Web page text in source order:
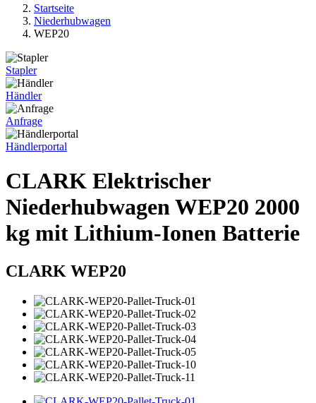
Startseite
Niederhubwagen
WEP20
Stapler
Händler
Anfrage
Händlerportal
CLARK Elektrischer
Niederhubwagen WEP20 2000
kg mit Lithium-Ionen Batterie
CLARK WEP20